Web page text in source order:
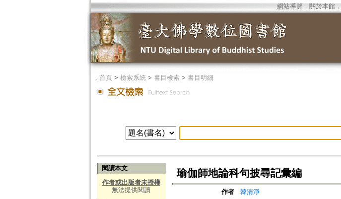
網站導覽 ． 關於本館．
． 首頁> 檢索系統> 書目檢索> 書目明細
閱讀本文
作者或出版者未授權
無法提供閱讀
瑜伽師地論科句披尋記彙編
作者
韓清淨